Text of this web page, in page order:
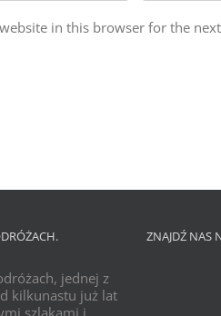
in this browser for the
jednej z
kilkunastu już lat
szlakami i
ZNAJDŹ NAS